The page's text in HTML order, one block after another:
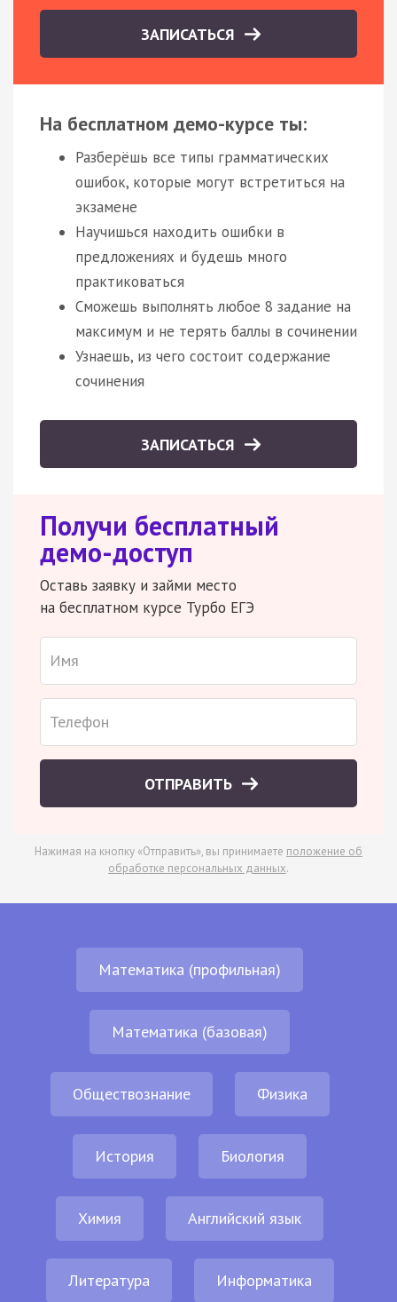
ЗАПИСАТЬСЯ
На бесплатном демо-курсе ты:
Разберёшь все типы грамматических
ошибок, которые могут встретиться на
экзамене
Научишься находить ошибки в
предложениях и будешь много
практиковаться
Сможешь выполнять любое 8 задание на
максимум и не терять баллы в сочинении
Узнаешь, из чего состоит содержание
сочинения
ЗАПИСАТЬСЯ
Получи бесплатный
демо-доступ
Оставь заявку и займи место
на бесплатном курсе Турбо ЕГЭ
ОТПРАВИТЬ
Нажимая на кнопку «Отправить», вы принимаете положение об
обработке персональных данных.
Математика (профильная)
Математика (базовая)
Обществознание Физика
История Биология
Химия Английский язык
Литература Информатика